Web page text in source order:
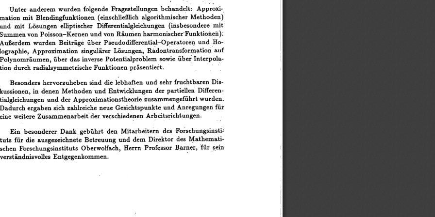
Unter anderem wurden folgende Fragestellungen behandelt:
Approxi-
mit Blendingfunktionen (einschließlich algorithmische~ Methoden)"
mit Lösungen elliptischer Differentialgleichungen (insbesondere mit
von Poisson-Kernen und von Räumen harmonischer'Funktionen):
wurden Beiträge über Pseudodifferential-Operatore~und .Ho-
Approxim~tion singulärer Lösungen, R~dont~ansformat1ori'auf
über das inverse Potentialproblem sowie über Interpola-
durch radialsymmetrische Funktionen präsentiert. . "
Besonders hervorzuheben sind die lebhaften und sehr fruchtharen Dis-
in denen Methoden und Entwicklungen der partiellen Differen-
und der Approximationstheorie zusammengeführt wurden~
ergaben sich zahlreiche neue Gesichtspunkte und Anregungen für
weitere Zusammenarbeit der verschiede~en Ar~eits~chtungen.
Ein besonderer Dank gebührt den Mitarbeitern des ForschungsinsÜ~
für die ausgezeichnete Betreuung und dem Dir.ektor des ~athemati­
Forschungsinstituts Oberwolfach, Herrn Prof~ssor B~ner, für _~ein
Entgegenkommen.